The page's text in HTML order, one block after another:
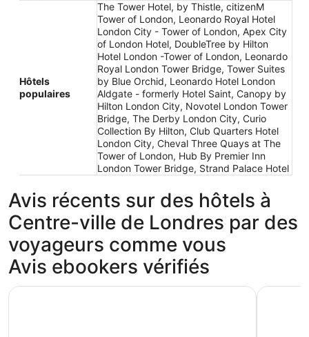
Hôtels
populaires
The Tower Hotel, by Thistle, citizenM
Tower of London, Leonardo Royal Hotel
London City - Tower of London, Apex City
of London Hotel, DoubleTree by Hilton
Hotel London -Tower of London, Leonardo
Royal London Tower Bridge, Tower Suites
by Blue Orchid, Leonardo Hotel London
Aldgate - formerly Hotel Saint, Canopy by
Hilton London City, Novotel London Tower
Bridge, The Derby London City, Curio
Collection By Hilton, Club Quarters Hotel
London City, Cheval Three Quays at The
Tower of London, Hub By Premier Inn
London Tower Bridge, Strand Palace Hotel
Avis récents sur des hôtels à
Centre-ville de Londres par des
voyageurs comme vous
Avis ebookers vérifiés
The Tower Hotel, by Thistle